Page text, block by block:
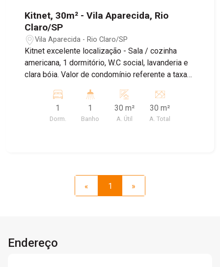
Kitnet, 30m² - Vila Aparecida, Rio
Claro/SP
Vila Aparecida - Rio Claro/SP
Kitnet excelente localização - Sala / cozinha
americana, 1 dormitório, W.C social, lavanderia e
clara bóia. Valor de condomínio referente a taxa
(Confirmar disponibilidade).
1
Dorm.
1
Banho
30 m²
A. Útil
30 m²
A. Total
« 1 »
Endereço